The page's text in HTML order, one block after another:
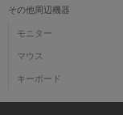
その他周辺機器
モニター
マウス
キーボード